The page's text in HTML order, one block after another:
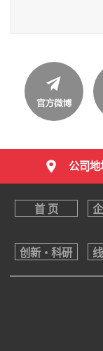
公司地
首 页
创新・科研